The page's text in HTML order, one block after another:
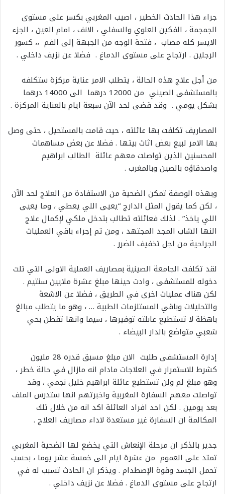
جراء هذا الحادث الخطير ، اصيب المغربي بكسر على مستوى
الجمجمة ، الفكين العلوي والسفلي ، الانف ، امام العين ، الجزء
الايسر كله مصاب ، فتحة الوجه من الجبهة إلى الفم ،، كسور
الرجلين . ارتجاج على مستوى الدماغ . فضلا عن نزيف داخلي .
من أجل علاج هذه الحالة ، يتطلب الامر عناية مركزة ستكلفه
بالمستشفى الصيني من 12000 درهما الى 14000 درهما
بشكل يومي . وقد قضى لحد الآن سبعة ايام بالعناية المركزة .
المصاريف تكلفت بها عائلته ، حيت قامت بالمستحيل ، حتى وصل
بها الامر لبيع بعض اثاث بيتها . فضلا عن بعض مساهمات
المحسنين الذين تواصلت معهم عائلة الطالب ابراهيم
واصدقاؤه بالصين وبالمغرب .
وبهذه الوصفة تمكن الضحية من الاستفادة من العلاج لحد الآن
، لكن كما يقول المثل الدارج “يعيى اللي يعطي ، وما يعيى
اللي ياخذ” . لذلك فعائلته تطالب بتدخل ملكي لإكمال علاج
النها الشاب المجد المجتهد ، ومن تم إجراء باقي العمليات
الجراحية من اجل تخفيف الضرر .
لقد تكلفت الجامعة الصينية بمصاريف العملية الاولى التي تلت
دخوله للمستشفى ، وادت حينها مبلغ عشرة ملايين سنتيم .
لكن هناك عمليات اخرى في الطريق ، فضلا عن الاشعة
والتحليلات وباقي المستلزمات الطبية … ، وهو ما يتطلب مبالغ
باهظة لا تستطيع عاىلته توفيرها ، سيما وانها تقطن بحي
شعبي متواضع بالدار البيضاء .
إدارة المستشفى طلبت الان مبلغ مسبق قدره 28 مليون
كشرط للاستمرار في العلاجات مادام انه مازال في حالة خطر ،
وهو مبلغ لم ولن تستطيع عائلة ابراهيم خليل نجمي ، وقد
تواصلت معهم السفارة المغربية واخبرتهم انها ستدرس الملف
بعد يومين . لكن احد افراد العائلة اكد انه من خلال تلك
المكالمة ان السفارة غير مستعدة لاداء مصاريف العلاج .
جدير بالذكر ان مرحلة الإنعاش التي يخضع لها الضحية المغربي
تمتد على العموم من عشرة ايام الى خمسة عشر يوما ، بحسب
تحمل الجسد وقوة الإصطدام . ويذكر ان الحادث تسبب له في
ارتجاج على مستوى الدماغ . فضلا عن نزيف داخلي .